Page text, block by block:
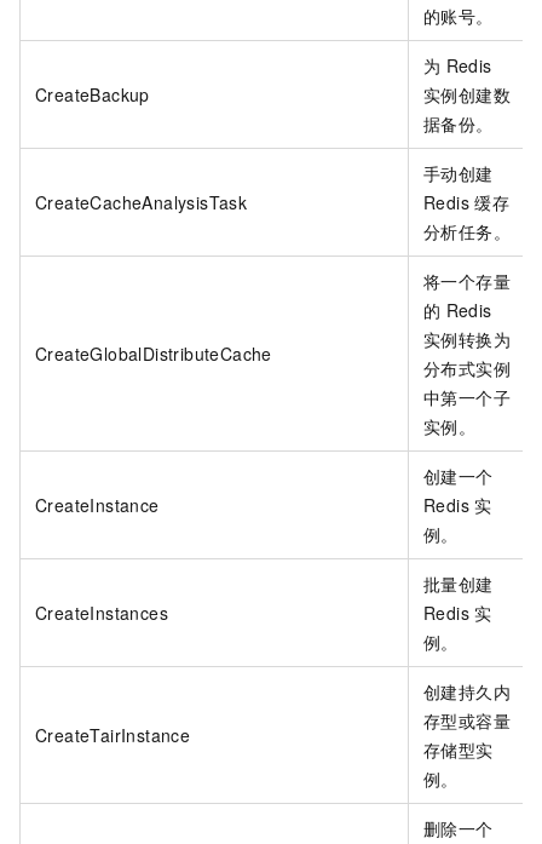
的账号。
CreateBackup
为 Redis
实例创建数
据备份。
CreateCacheAnalysisTask
手动创建
Redis 缓存
分析任务。
CreateGlobalDistributeCache
将一个存量
的 Redis
实例转换为
分布式实例
中第一个子
实例。
CreateInstance
创建一个
Redis 实
例。
CreateInstances
批量创建
Redis 实
例。
CreateTairInstance
创建持久内
存型或容量
存储型实
例。
删除一个